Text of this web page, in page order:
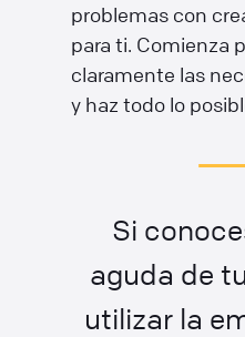
problemas con
para ti. Comienza
claramente las
y haz todo lo
Si
aguda de
utilizar la